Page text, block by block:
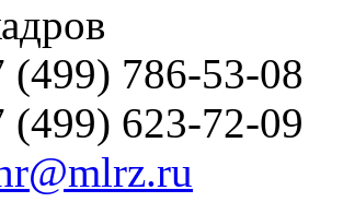
(499) 786-53-08
(499) 623-72-09